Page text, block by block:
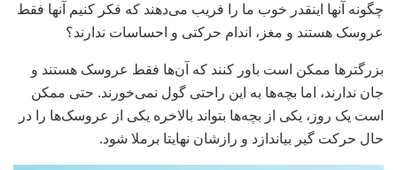
چگونه آنها اینقدر خوب ما را فریب می‌دهند که فکر کنیم آنها فقط
عروسک هستند و مغز، اندام حرکتی و احساسات ندارند؟
بزرگترها ممکن است باور کنند که آن‌ها فقط عروسک هستند و
جان ندارند، اما بچه‌ها به این راحتی گول نمی‌خورند. حتی ممکن
است یک روز، یکی از بچه‌ها بتواند بالاخره یکی از عروسک‌ها را در
حال حرکت گیر بیاندازد و رازشان نهایتا برملا شود.